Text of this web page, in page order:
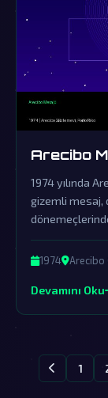
Arecibo
1974 yılında
gizemli mesaj,
yalanlamaları,
saklama
1974 Arecibo
Devamını Oku
1